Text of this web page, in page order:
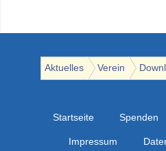
Aktuelles Verein
Startseite Spenden
Impressum